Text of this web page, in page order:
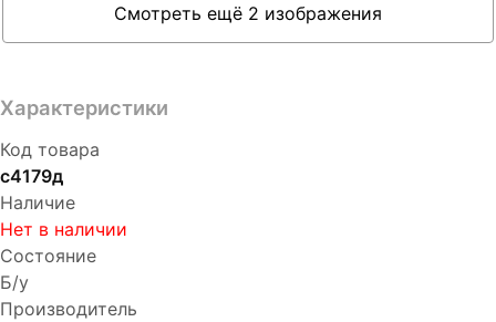
Смотреть ещё 2 изображения
Характеристики
Код товара
с4179д
Наличие
Нет в наличии
Состояние
Б/у
Производитель